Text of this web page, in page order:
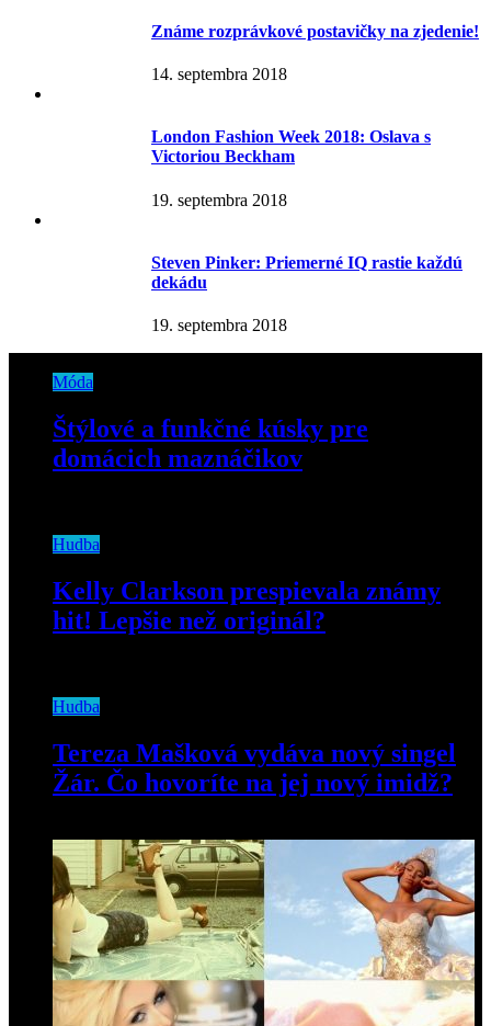
Známe rozprávkové postavičky na zjedenie!
14. septembra 2018
London Fashion Week 2018: Oslava s
Victoriou Beckham
19. septembra 2018
Steven Pinker: Priemerné IQ rastie každú
dekádu
19. septembra 2018
Móda
Štýlové a funkčné kúsky pre
domácich maznáčikov
Hudba
Kelly Clarkson prespievala známy
hit! Lepšie než originál?
Hudba
Tereza Mašková vydáva nový singel
Žár. Čo hovoríte na jej nový imidž?